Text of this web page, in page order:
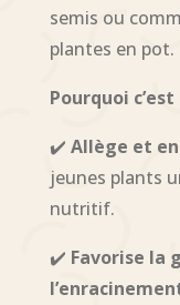
semis ou
plantes en pot.
Pourquoi
✔️ Allège et
jeunes plants
nutritif.
✔️ Favorise la